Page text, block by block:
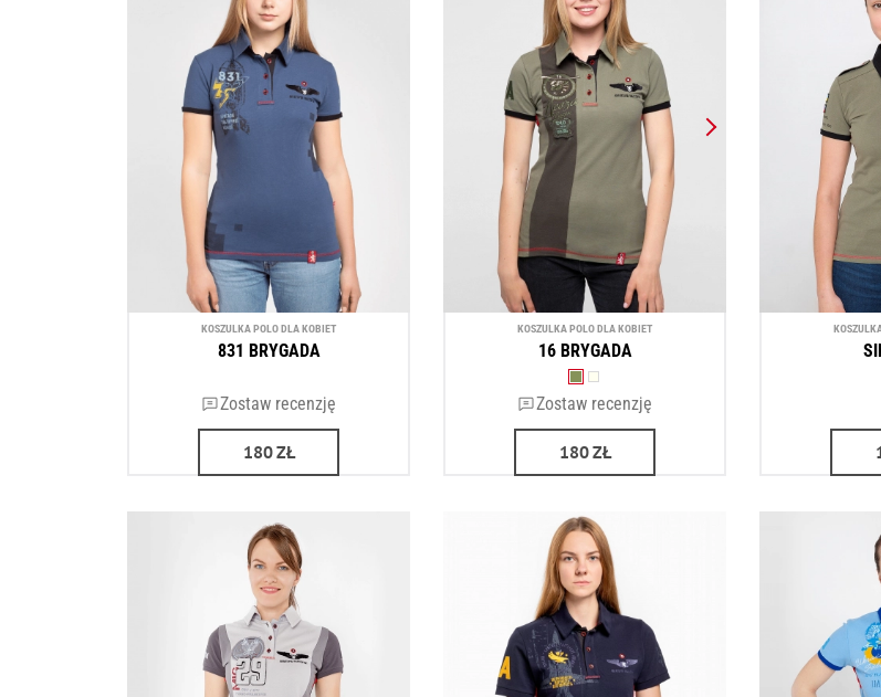
KOSZULKA POLO DLA KOBIET
831 BRYGADA
Zostaw recenzję
180ZŁ
KOSZULKA POLO DLA KOBIET
16 BRYGADA
Zostaw recenzję
180ZŁ